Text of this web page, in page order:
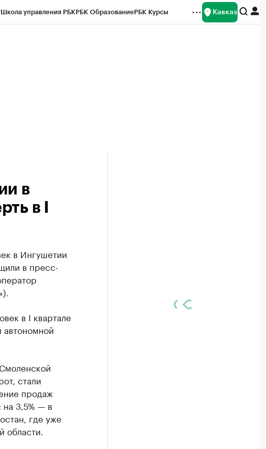
Школа управления РБКРБК ОбразованиеРБК Курсы Кавказ
в
в I
в Ингушетии
в пресс-
в I квартале
стали
продаж
на 3,5% — в
где уже
области.